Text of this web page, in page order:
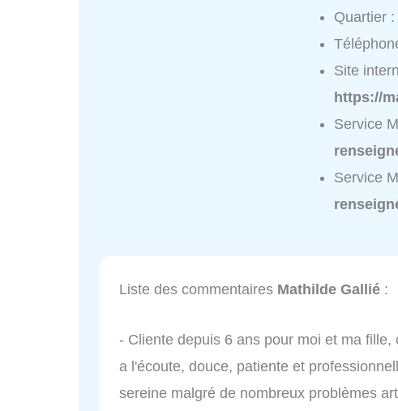
Quartier :
Site
https://
Service
Service
Liste des commentaires Mathilde Gallié :
- Cliente depuis 6 ans pour moi et ma
a l'écoute, douce, patiente et
sereine malgré de nombreux problèmes